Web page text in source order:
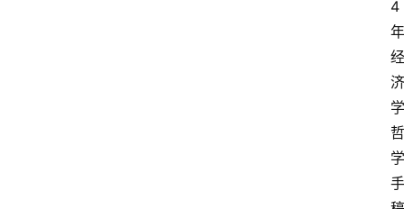
4
年
经
济
学
哲
学
手